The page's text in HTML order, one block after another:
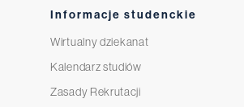
Informacje studenckie
Wirtualny dziekanat
Kalendarz studiów
Zasady Rekrutacji